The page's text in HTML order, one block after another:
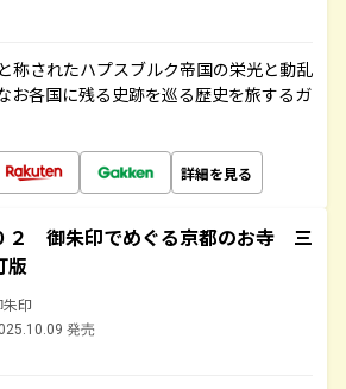
称されたハプスブルク帝国の栄光と動乱
お各国に残る史跡を巡る歴史を旅するガ
詳細を見る
２ 御朱印でめぐる京都のお寺 三
版
印
発売